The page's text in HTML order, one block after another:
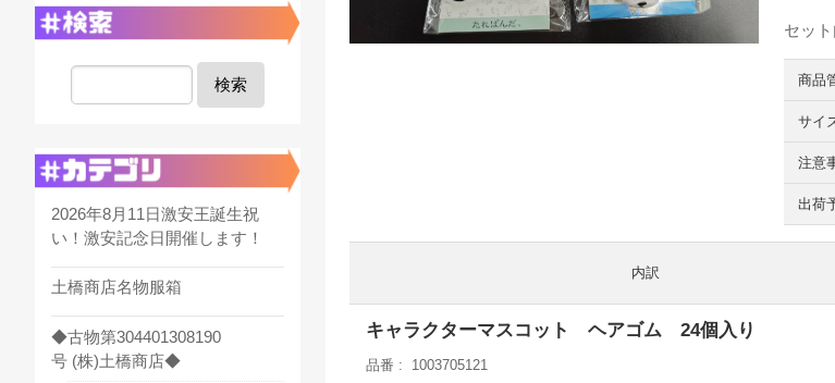
セッ
商品
サイ
注意
出荷
内訳
キャラクターマスコット ヘアゴム 24個入り
品番 1003705121
検索
2026年8月11日激安王誕生祝
い！激安記念日開催します！
土橋商店名物服箱
◆古物第304401308190
号 (株)土橋商店◆